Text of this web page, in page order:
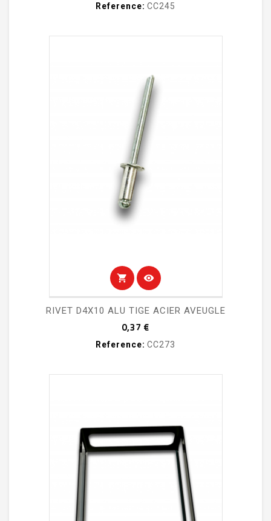
Reference: CC245
shopping_cart visibility
RIVET D4X10 ALU TIGE ACIER AVEUGLE
0,37 €
Reference: CC273